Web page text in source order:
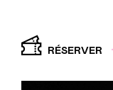
RÉSERVER